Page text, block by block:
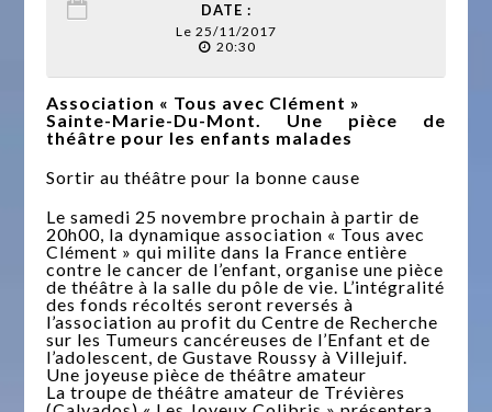
DATE :
Le 25/11/2017
20:30
Association « Tous avec Clément »
Sainte-Marie-Du-Mont. Une pièce de
théâtre pour les enfants malades
Sortir au théâtre pour la bonne cause
Le samedi 25 novembre prochain à partir de
20h00, la dynamique association « Tous avec
Clément » qui milite dans la France entière
contre le cancer de l’enfant, organise une pièce
de théâtre à la salle du pôle de vie. L’intégralité
des fonds récoltés seront reversés à
l’association au profit du Centre de Recherche
sur les Tumeurs cancéreuses de l’Enfant et de
l’adolescent, de Gustave Roussy à Villejuif.
Une joyeuse pièce de théâtre amateur
La troupe de théâtre amateur de Trévières